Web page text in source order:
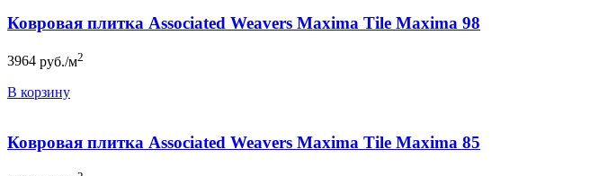
Ковровая плитка Associated Weavers Maxima Tile Maxima 98
3964 руб./м2
В корзину
Ковровая плитка Associated Weavers Maxima Tile Maxima 85